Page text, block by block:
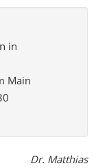
in
Main